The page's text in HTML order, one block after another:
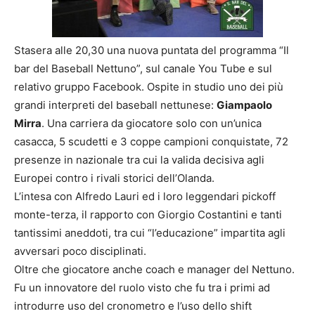
Stasera alle 20,30 una nuova puntata del programma “Il
bar del Baseball Nettuno”, sul canale You Tube e sul
relativo gruppo Facebook. Ospite in studio uno dei più
grandi interpreti del baseball nettunese: Giampaolo
Mirra. Una carriera da giocatore solo con un’unica
casacca, 5 scudetti e 3 coppe campioni conquistate, 72
presenze in nazionale tra cui la valida decisiva agli
Europei contro i rivali storici dell’Olanda.
L’intesa con Alfredo Lauri ed i loro leggendari pickoff
monte-terza, il rapporto con Giorgio Costantini e tanti
tantissimi aneddoti, tra cui “l’educazione” impartita agli
avversari poco disciplinati.
Oltre che giocatore anche coach e manager del Nettuno.
Fu un innovatore del ruolo visto che fu tra i primi ad
introdurre uso del cronometro e l’uso dello shift